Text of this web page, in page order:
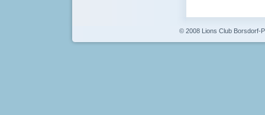
© 2008 Lions Club Borsdorf-